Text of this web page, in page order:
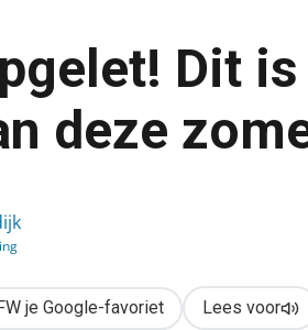
Dit
deze
je Google-favoriet Lees voor